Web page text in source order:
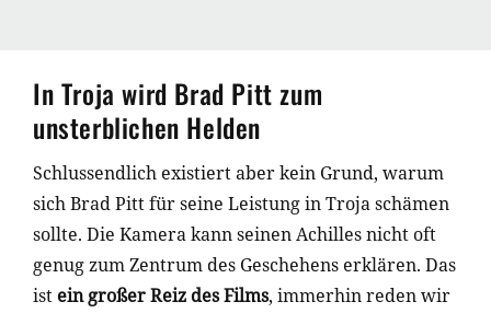
In Troja wird Brad Pitt zum
unsterblichen Helden
Schlussendlich existiert aber kein Grund, warum
sich Brad Pitt für seine Leistung in Troja schämen
sollte. Die Kamera kann seinen Achilles nicht oft
genug zum Zentrum des Geschehens erklären. Das
ist ein großer Reiz des Films, immerhin reden wir